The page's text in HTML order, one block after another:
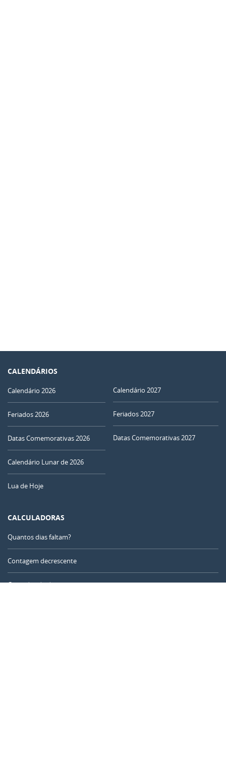
CALENDÁRIOS
Calendário 2026
Feriados 2026
Datas Comemorativas 2026
Calendário Lunar de 2026
Lua de Hoje
Calendário 2027
Feriados 2027
Datas Comemorativas 2027
CALCULADORAS
Quantos dias faltam?
Contagem decrescente
Contador de dias